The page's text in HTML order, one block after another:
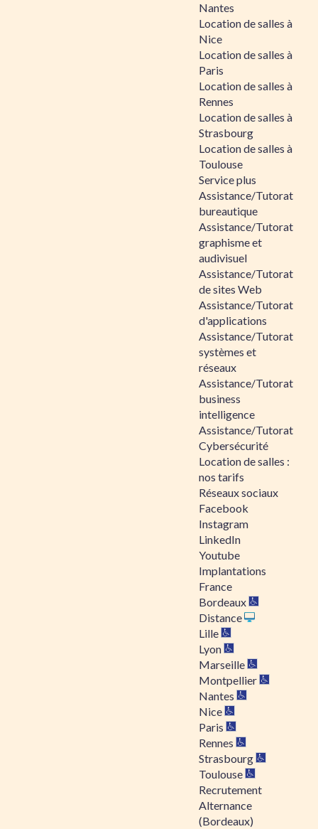
Nantes
Location de salles à
Nice
Location de salles à
Paris
Location de salles à
Rennes
Location de salles à
Strasbourg
Location de salles à
Toulouse
Service plus
Assistance/Tutorat
bureautique
Assistance/Tutorat
graphisme et
audivisuel
Assistance/Tutorat
de sites Web
Assistance/Tutorat
d'applications
Assistance/Tutorat
systèmes et
réseaux
Assistance/Tutorat
business
intelligence
Assistance/Tutorat
Cybersécurité
Location de salles :
nos tarifs
Réseaux sociaux
Facebook
Instagram
LinkedIn
Youtube
Implantations
France
Bordeaux
Distance
Lille
Lyon
Marseille
Montpellier
Nantes
Nice
Paris
Rennes
Strasbourg
Toulouse
Recrutement
Alternance
(Bordeaux)